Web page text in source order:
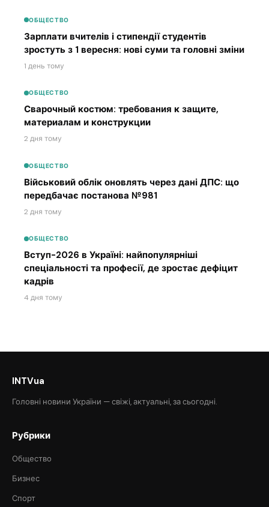
ОБЩЕСТВО
Зарплати вчителів і стипендії студентів
зростуть з 1 вересня: нові суми та головні зміни
1 день тому
ОБЩЕСТВО
Сварочный костюм: требования к защите,
материалам и конструкции
2 дня тому
ОБЩЕСТВО
Військовий облік оновлять через дані ДПС: що
передбачає постанова №981
2 дня тому
ОБЩЕСТВО
Вступ-2026 в Україні: найпопулярніші
спеціальності та професії, де зростає дефіцит
кадрів
4 дня тому
INTVua
Головні новини України — свіжі, актуальні, за сьогодні.
Рубрики
Общество
Бизнес
Спорт